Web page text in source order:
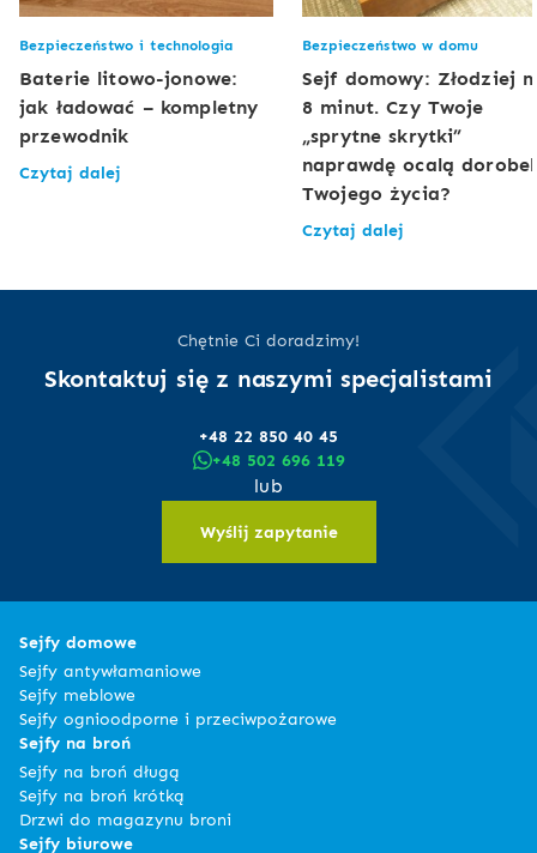
Bezpieczeństwo i technologia
Baterie litowo-jonowe:
jak ładować – kompletny
przewodnik
Czytaj dalej
Bezpieczeństwo w domu
Sejf domowy: Złodziej
8 minut. Czy Twoje
„sprytne skrytki”
naprawdę ocalą
Twojego życia?
Czytaj dalej
Chętnie Ci doradzimy!
Skontaktuj się z naszymi specjalistami
+48 22 850 40 45
+48 502 696 119
lub
Wyślij zapytanie
Sejfy domowe
Sejfy antywłamaniowe
Sejfy meblowe
Sejfy ognioodporne i przeciwpożarowe
Sejfy na broń
Sejfy na broń długą
Sejfy na broń krótką
Drzwi do magazynu broni
Sejfy biurowe